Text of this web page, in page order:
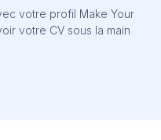
votre profil Make Your
votre CV sous la main